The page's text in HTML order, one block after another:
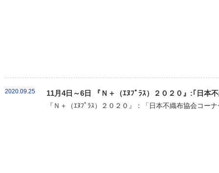
2020.09.25 11月4日～6日 『Ｎ＋（ｴﾇﾌﾟﾗｽ）２０２０』:｢日本
『Ｎ＋（ｴﾇﾌﾟﾗｽ）２０２０』：「日本不織布協会コー